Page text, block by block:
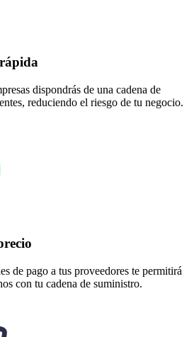
dispondrás de una cadena de
reduciendo el riesgo de tu negocio.
de pago a tus proveedores te permitirá
con tu cadena de suministro.